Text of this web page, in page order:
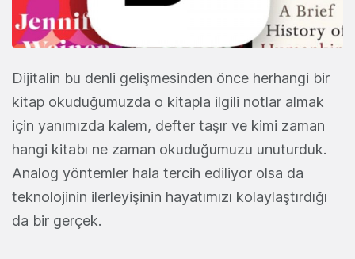
Dijitalin bu denli gelişmesinden önce herhangi bir
kitap okuduğumuzda o kitapla ilgili notlar almak
için yanımızda kalem, defter taşır ve kimi zaman
hangi kitabı ne zaman okuduğumuzu unuturduk.
Analog yöntemler hala tercih ediliyor olsa da
teknolojinin ilerleyişinin hayatımızı kolaylaştırdığı
da bir gerçek.